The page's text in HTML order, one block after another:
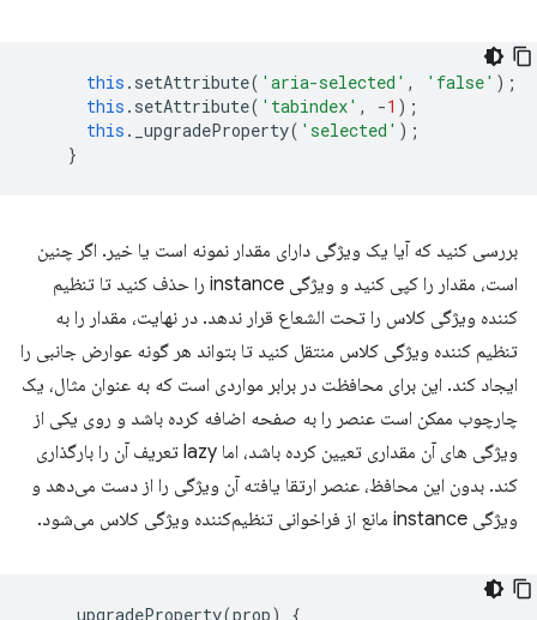
this . setAttribute( 'aria-selected' , 'false' );
this . setAttribute( 'tabindex' , -1 );
this . _upgradeProperty( 'selected' );
}
بررسی کنید که آیا یک ویژگی دارای مقدار نمونه است یا خیر. اگر چنین
است، مقدار را کپی کنید و ویژگی instance را حذف کنید تا تنظیم
کننده ویژگی کلاس را تحت الشعاع قرار ندهد. در نهایت، مقدار را به
تنظیم کننده ویژگی کلاس منتقل کنید تا بتواند هر گونه عوارض جانبی را
ایجاد کند. این برای محافظت در برابر مواردی است که به عنوان مثال، یک
چارچوب ممکن است عنصر را به صفحه اضافه کرده باشد و روی یکی از
ویژگی های آن مقداری تعیین کرده باشد، اما lazy تعریف آن را بارگذاری
کند. بدون این محافظ، عنصر ارتقا یافته آن ویژگی را از دست می‌دهد و
ویژگی instance مانع از فراخوانی تنظیم‌کننده ویژگی کلاس می‌شود.
_upgradeProperty(prop) {